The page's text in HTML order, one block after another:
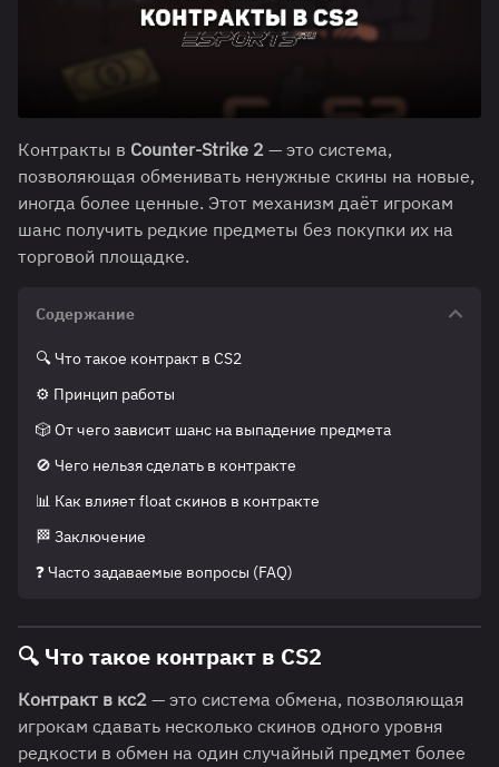
Контракты в Counter-Strike 2 — это система,
позволяющая обменивать ненужные скины на новые,
иногда более ценные. Этот механизм даёт игрокам
шанс получить редкие предметы без покупки их на
торговой площадке.
Содержание
🔍 Что такое контракт в CS2
⚙️ Принцип работы
🎲 От чего зависит шанс на выпадение предмета
🚫 Чего нельзя сделать в контракте
📊 Как влияет float скинов в контракте
🏁 Заключение
❓ Часто задаваемые вопросы (FAQ)
🔍 Что такое контракт в CS2
Контракт в кс2 — это система обмена, позволяющая
игрокам сдавать несколько скинов одного уровня
редкости в обмен на один случайный предмет более